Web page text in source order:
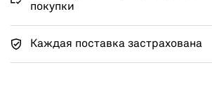
покупки
Каждая поставка застрахована